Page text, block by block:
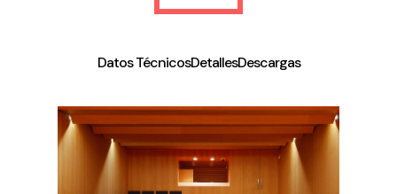
Datos TécnicosDetallesDescargas